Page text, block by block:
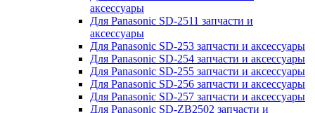
аксессуары
Для Panasonic SD-2511 запчасти и
аксессуары
Для Panasonic SD-253 запчасти и аксессуары
Для Panasonic SD-254 запчасти и аксессуары
Для Panasonic SD-255 запчасти и аксессуары
Для Panasonic SD-256 запчасти и аксессуары
Для Panasonic SD-257 запчасти и аксессуары
Для Panasonic SD-ZB2502 запчасти и